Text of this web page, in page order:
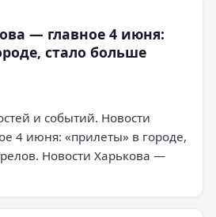
— главное 4 июня:
стало больше
и событий. Новости
4 июня: «прилеты» в городе,
Новости Харькова —